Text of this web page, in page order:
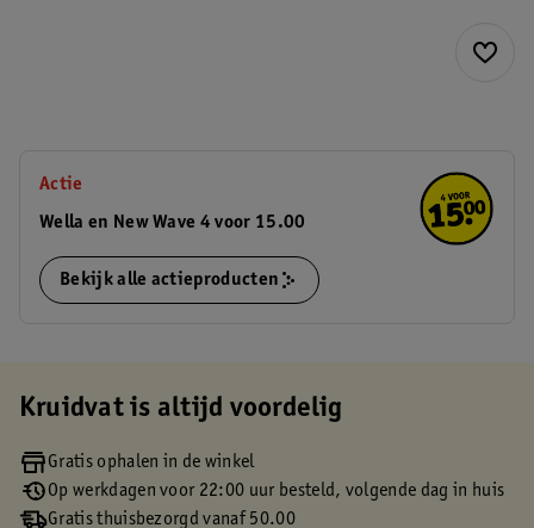
Actie
Wella en New Wave 4 voor 15.00
Bekijk alle actieproducten
Kruidvat is altijd voordelig
Gratis ophalen in de winkel
Op werkdagen voor 22:00 uur besteld, volgende dag in huis
Gratis thuisbezorgd vanaf 50.00